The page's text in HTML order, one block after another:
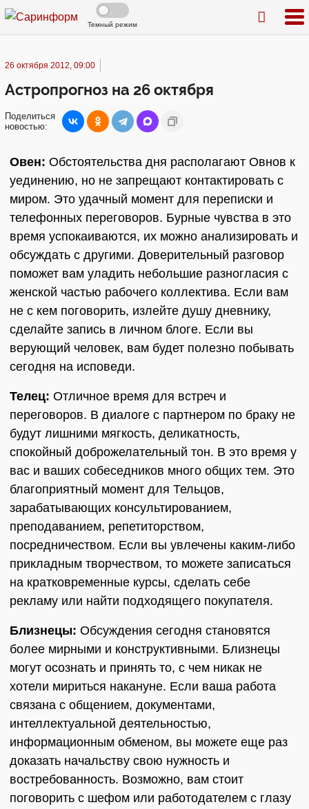
Темный режим
26 октября 2012, 09:00
Астропрогноз на 26 октября
Поделиться
новостью:
Овен: Обстоятельства дня располагают Овнов к
уединению, но не запрещают контактировать с
миром. Это удачный момент для переписки и
телефонных переговоров. Бурные чувства в это
время успокаиваются, их можно анализировать и
обсуждать с другими. Доверительный разговор
поможет вам уладить небольшие разногласия с
женской частью рабочего коллектива. Если вам
не с кем поговорить, излейте душу дневнику,
сделайте запись в личном блоге. Если вы
верующий человек, вам будет полезно побывать
сегодня на исповеди.
Телец: Отличное время для встреч и
переговоров. В диалоге с партнером по браку не
будут лишними мягкость, деликатность,
спокойный доброжелательный тон. В это время у
вас и ваших собеседников много общих тем. Это
благоприятный момент для Тельцов,
зарабатывающих консультированием,
преподаванием, репетиторством,
посредничеством. Если вы увлечены каким-либо
прикладным творчеством, то можете записаться
на кратковременные курсы, сделать себе
рекламу или найти подходящего покупателя.
Близнецы: Обсуждения сегодня становятся
более мирными и конструктивными. Близнецы
могут осознать и принять то, с чем никак не
хотели мириться накануне. Если ваша работа
связана с общением, документами,
интеллектуальной деятельностью,
информационным обменом, вы можете еще раз
доказать начальству свою нужность и
востребованность. Возможно, вам стоит
поговорить с шефом или работодателем с глазу